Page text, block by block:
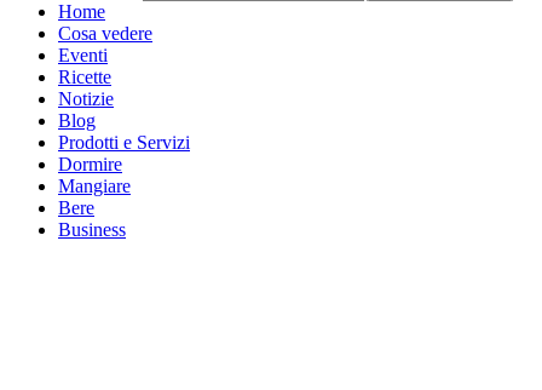
Home
Cosa vedere
Eventi
Ricette
Notizie
Blog
Prodotti e Servizi
Dormire
Mangiare
Bere
Business